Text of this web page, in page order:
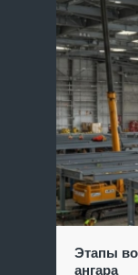
Этапы
ангара